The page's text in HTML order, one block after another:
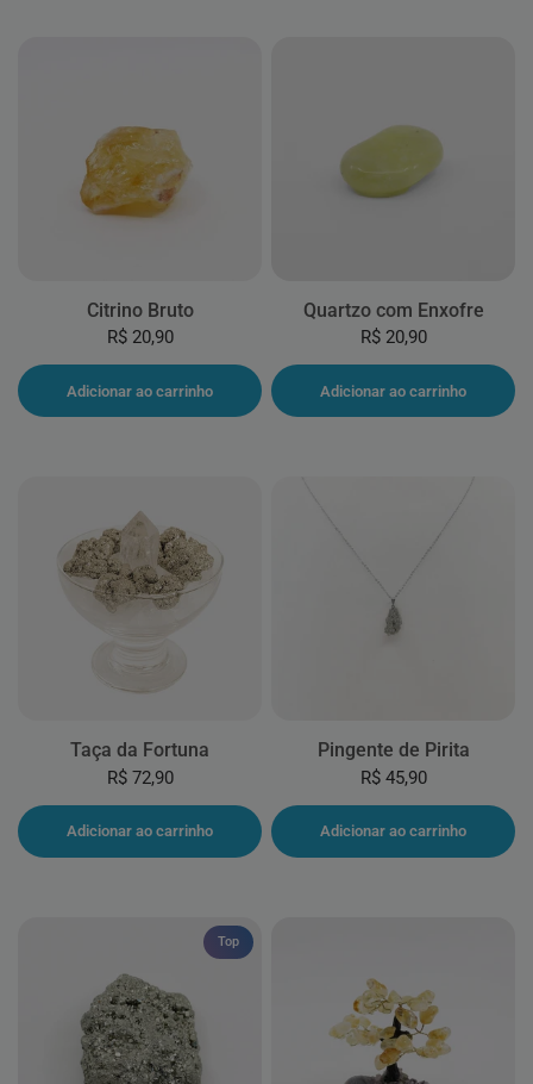
Citrino Bruto
R$ 20,90
Adicionar ao carrinho
Quartzo com Enxofre
R$ 20,90
Adicionar ao carrinho
Taça da Fortuna
R$ 72,90
Adicionar ao carrinho
Pingente de Pirita
R$ 45,90
Adicionar ao carrinho
Top